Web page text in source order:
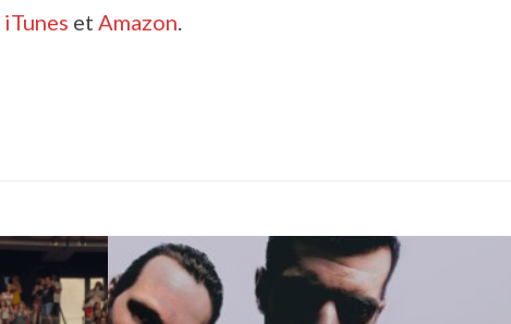
iTunes et Amazon